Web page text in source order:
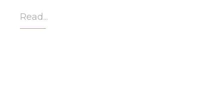
Read...